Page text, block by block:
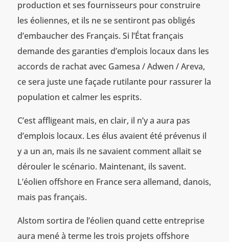
production et ses fournisseurs pour construire
les éoliennes, et ils ne se sentiront pas obligés
d’embaucher des Français. Si l’État français
demande des garanties d’emplois locaux dans les
accords de rachat avec Gamesa / Adwen / Areva,
ce sera juste une façade rutilante pour rassurer la
population et calmer les esprits.
C’est affligeant mais, en clair, il n’y a aura pas
d’emplois locaux. Les élus avaient été prévenus il
y a un an, mais ils ne savaient comment allait se
dérouler le scénario. Maintenant, ils savent.
L’éolien offshore en France sera allemand, danois,
mais pas français.
Alstom sortira de l’éolien quand cette entreprise
aura mené à terme les trois projets offshore